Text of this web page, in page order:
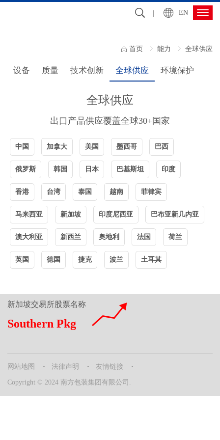
EN
南方包装凭着先进的技术和设备、大规模的生产能力、严格的质量控制水
界五百强跨国公司在中国的首选塑料包装供应商之一
首页 能力 全球供应
设备 质量 技术创新 全球供应 环境保护
全球供应
出口产品供应覆盖全球30+国家
中国 加拿大 美国 墨西哥 巴西
俄罗斯 韩国 日本 巴基斯坦 印度
香港 台湾 泰国 越南 菲律宾
马来西亚 新加坡 印度尼西亚 巴布亚新几内亚
澳大利亚 新西兰 奥地利 法国 荷兰
英国 德国 捷克 波兰 土耳其
新加坡交易所股票名称
Southern Pkg
网站地图 法律声明 友情链接
Copyright © 2024 南方包装集团有限公司.